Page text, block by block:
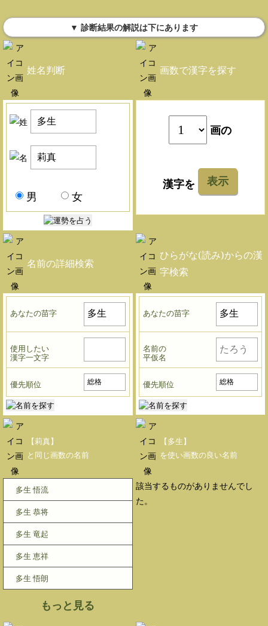
▼ 診断結果の解説は下にあります
姓名判断
男 女
画数で漢字を探す
画の
漢字を 表示
名前の詳細検索
あなたの苗字
使用したい
漢字一文字
優先順位
ひらがな(読み)からの漢
字検索
あなたの苗字
名前の
平仮名
優先順位
【莉真】
と同じ画数の名前
多生 悟流
多生 恭将
多生 竜起
多生 恵祥
多生 悟朗
もっと見る
【多生】
を使い画数の良い名前
該当するものがありませんでし
た。